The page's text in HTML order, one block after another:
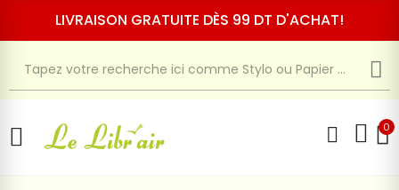
LIVRAISON GRATUITE DÈS 99 DT D'ACHAT!
0